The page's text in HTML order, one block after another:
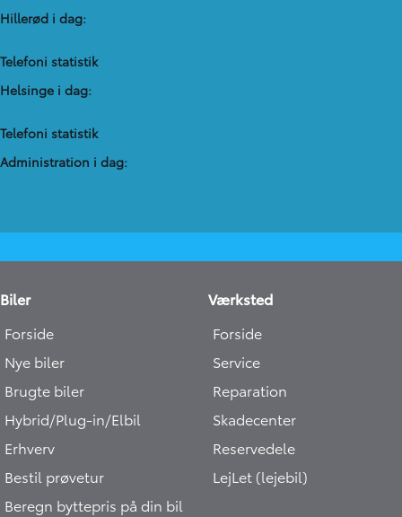
Hillerød i dag:
Telefoni statistik
Helsinge i dag:
Telefoni statistik
Administration​ i dag:
Biler
Forside
Nye biler
Brugte biler
Hybrid/Plug-in/Elbil
Erhverv
Bestil prøvetur
Beregn byttepris på din bil
Værksted
Forside
Service
Reparation
Skadecenter
Reservedele
LejLet (lejebil)